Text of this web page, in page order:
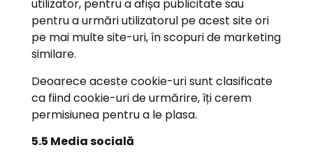
utilizator, pentru a afișa publicitate sau
pentru a urmări utilizatorul pe acest site ori
pe mai multe site-uri, în scopuri de marketing
similare.
Deoarece aceste cookie-uri sunt clasificate
ca fiind cookie-uri de urmărire, îți cerem
permisiunea pentru a le plasa.
5.5 Media socială